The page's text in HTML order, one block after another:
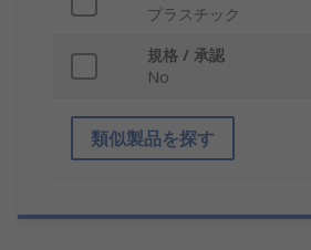
プラスチック
規格 / 承認
No
類似製品を探す